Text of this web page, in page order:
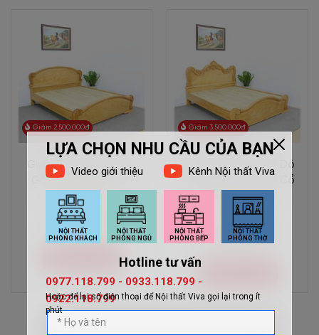
Giảm 2.500.000đ
Giường Ngủ Cao Cấp
Gỗ Gõ Đỏ Đầu Vòm
22.500.000đ
25.000.000đ
Giảm 3.500.000đ
Giường Ngủ Gỗ Gõ Đỏ
Chạm Hoa Văn Tân Cổ
Điển Cao Cấp
24.500.000đ
28.000.000đ